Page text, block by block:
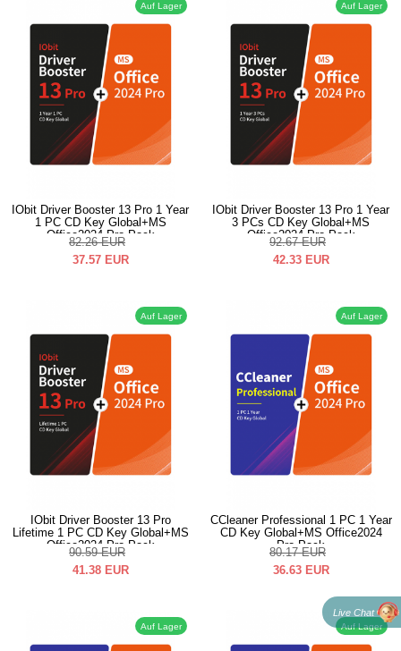
Auf Lager
IObit Driver Booster 13 Pro 1 Year
1 PC CD Key Global+MS
Office2024 Pro Pack
82.26 EUR
37.57 EUR
Auf Lager
IObit Driver Booster 13 Pro 1 Year
3 PCs CD Key Global+MS
Office2024 Pro Pack
92.67 EUR
42.33 EUR
Auf Lager
IObit Driver Booster 13 Pro
Lifetime 1 PC CD Key Global+MS
Office2024 Pro Pack
90.59 EUR
41.38 EUR
Auf Lager
CCleaner Professional 1 PC 1 Year
CD Key Global+MS Office2024
Pro Pack
80.17 EUR
36.63 EUR
Auf Lager Auf Lager
Live Chat